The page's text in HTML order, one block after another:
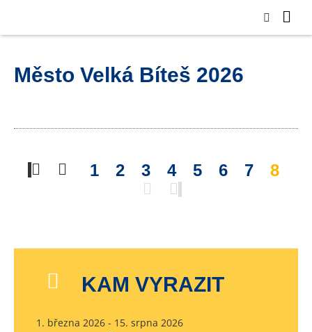
Město Velká Bíteš 2026
1 2 3 4 5 6 7 8
KAM VYRAZIT
1. března 2026 - 15. srpna 2026